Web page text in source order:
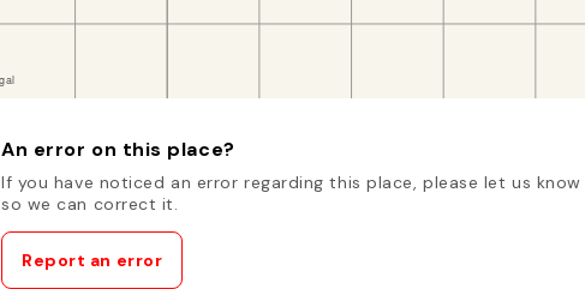
An error on this place?
If you have noticed an error regarding this place, please let us know
so we can correct it.
Report an error